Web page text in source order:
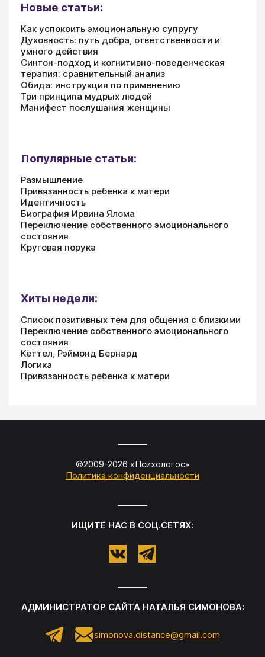
Новые статьи:
Как успокоить эмоциональную супругу
Духовность: путь добра, ответственности и
умного действия
Синтон-подход и когнитивно-поведенческая
терапия: сравнительный анализ
Обида: инструкция по применению
Три принципа мудрых людей
Манифест послушания женщины
Популярные статьи:
Размышление
Привязанность ребенка к матери
Идентичность
Биография Ирвина Ялома
Переключение собственного эмоционального
состояния
Круговая порука
Хиты недели:
Список позитивных тем для общения с близкими
Переключение собственного эмоционального
состояния
Кеттел, Рэймонд Бернард
Логика
Привязанность ребенка к матери
©2009-2026 «Психологос»
Политика конфиденциальности
ИЩИТЕ НАС В СОЦ.СЕТЯХ:
АДМИНИСТРАТОР САЙТА НАТАЛЬЯ СИМОНОВА:
simonova.distance@gmail.com